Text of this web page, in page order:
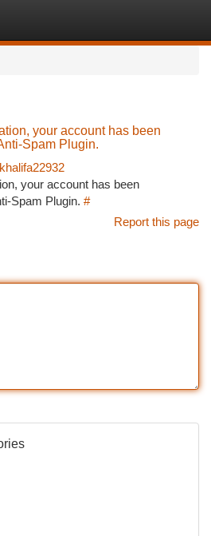
your account has been
Spam Plugin.
khalifa22932
your account has been
Spam Plugin. #
Report this page